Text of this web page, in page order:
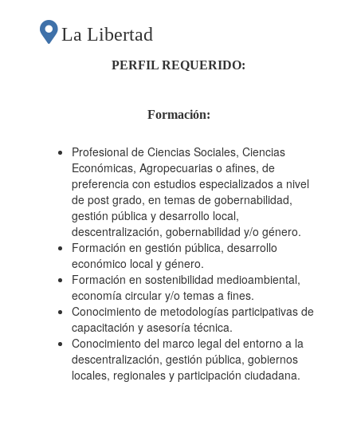
Y COORDINADOR/A
ZONAL SANTIAGO
DE CHUCO"
La Libertad
PERFIL REQUERIDO:
Formación:
Profesional de Ciencias Sociales, Ciencias
Económicas, Agropecuarias o afines, de
preferencia con estudios especializados a nivel
de post grado, en temas de gobernabilidad,
gestión pública y desarrollo local,
descentralización, gobernabilidad y/o género.
Formación en gestión pública, desarrollo
económico local y género.
Formación en sostenibilidad medioambiental,
economía circular y/o temas a fines.
Conocimiento de metodologías participativas de
capacitación y asesoría técnica.
Conocimiento del marco legal del entorno a la
descentralización, gestión pública, gobiernos
locales, regionales y participación ciudadana.